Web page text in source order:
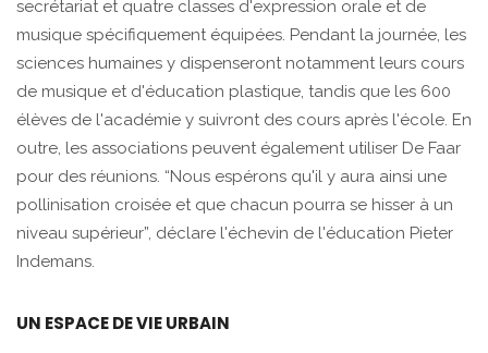
secrétariat et quatre classes d'expression orale et de
musique spécifiquement équipées. Pendant la journée, les
sciences humaines y dispenseront notamment leurs cours
de musique et d'éducation plastique, tandis que les 600
élèves de l'académie y suivront des cours après l'école. En
outre, les associations peuvent également utiliser De Faar
pour des réunions. “Nous espérons qu'il y aura ainsi une
pollinisation croisée et que chacun pourra se hisser à un
niveau supérieur”, déclare l'échevin de l'éducation Pieter
Indemans.
UN ESPACE DE VIE URBAIN